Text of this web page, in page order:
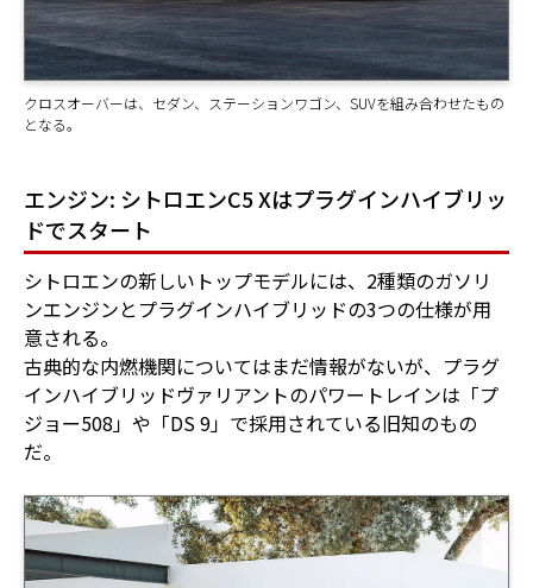
クロスオーバーは、セダン、ステーションワゴン、SUVを組み合わせたもの
となる。
エンジン: シトロエンC5 Xはプラグインハイブリッ
ドでスタート
シトロエンの新しいトップモデルには、2種類のガソリ
ンエンジンとプラグインハイブリッドの3つの仕様が用
意される。
古典的な内燃機関についてはまだ情報がないが、プラグ
インハイブリッドヴァリアントのパワートレインは「プ
ジョー508」や「DS 9」で採用されている旧知のもの
だ。